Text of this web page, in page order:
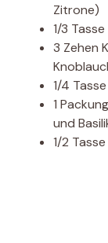
Zitrone)
1/3
3 Zehen
1/4
1
und
1/2